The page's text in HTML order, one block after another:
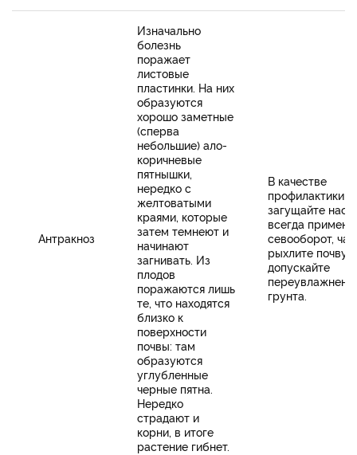
Антракноз
Изначально
болезнь
поражает
листовые
пластинки. На них
образуются
хорошо заметные
(сперва
небольшие) ало-
коричневые
пятнышки,
нередко с
желтоватыми
краями, которые
затем темнеют и
начинают
загнивать. Из
плодов
поражаются лишь
те, что находятся
близко к
поверхности
почвы: там
образуются
углубленные
черные пятна.
Нередко
страдают и
корни, в итоге
растение гибнет.
В качестве
профилактики
загущайте
всегда
севооборот,
рыхлите почву,
допускайте
грунта.